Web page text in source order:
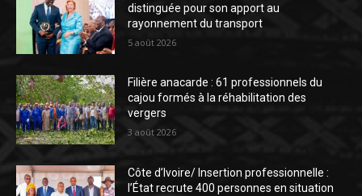
distinguée pour son apport au
rayonnement du transport
5 août 2026
Filière anacarde : 61 professionnels du
cajou formés à la réhabilitation des
vergers
3 août 2026
Côte d’Ivoire/ Insertion professionnelle :
l’État recrute 400 personnes en situation